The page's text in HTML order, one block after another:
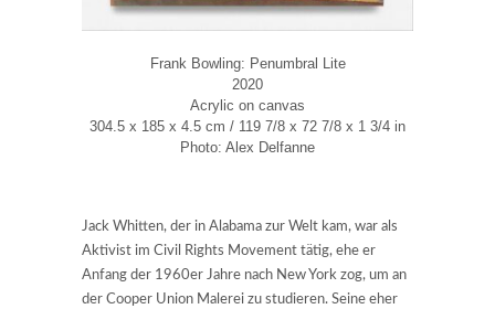
Frank Bowling: Penumbral Lite
2020
Acrylic on canvas
304.5 x 185 x 4.5 cm / 119 7/8 x 72 7/8 x 1 3/4 in
Photo: Alex Delfanne
Jack Whitten, der in Alabama zur Welt kam, war als
Aktivist im Civil Rights Movement tätig, ehe er
Anfang der 1960er Jahre nach New York zog, um an
der Cooper Union Malerei zu studieren. Seine eher